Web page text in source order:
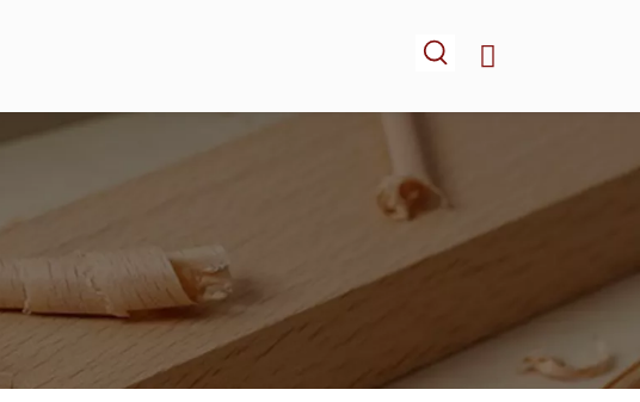
CONTACTEZ-NOUS